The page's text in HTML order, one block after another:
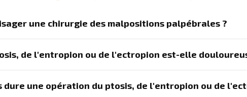
une chirurgie des malpositions palpébrales ?
de l'entropion ou de l'ectropion est-elle
dure une opération du ptosis, de l'entropion ou de